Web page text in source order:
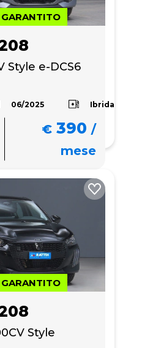
Style e-DCS6
06/2025 Ibrida
€ 390 /
mese
Style